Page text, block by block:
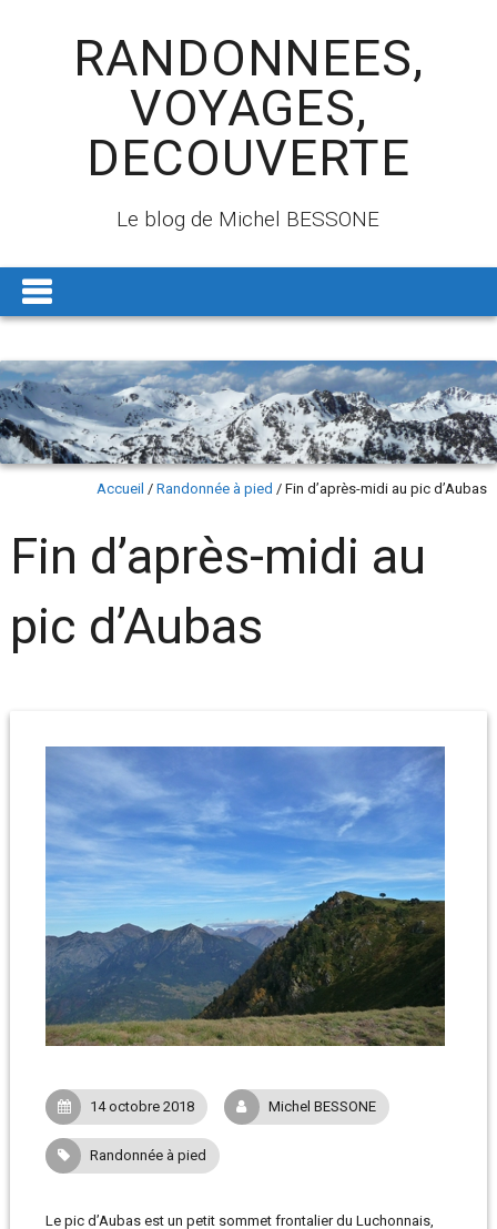
RANDONNEES,
VOYAGES,
DECOUVERTE
Le blog de Michel BESSONE
Accueil /Randonnée à pied /Fin d’après-midi au pic d’Aubas
Fin d’après-midi au
pic d’Aubas
14 octobre 2018 Michel BESSONE
Randonnée à pied
Le pic d’Aubas est un petit sommet frontalier du Luchonnais,